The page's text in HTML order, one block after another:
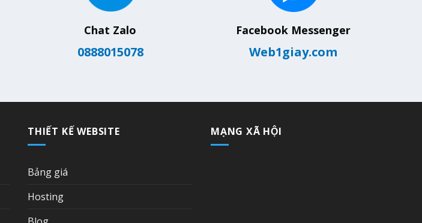
Chat Zalo
0888015078
Facebook Messenger
Web1giay.com
THIẾT KẾ WEBSITE
Bảng giá
Hosting
MẠNG XÃ HỘI